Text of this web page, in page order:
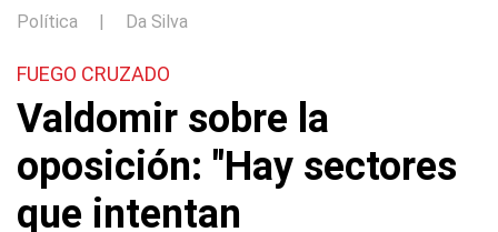
Política | Da Silva
FUEGO CRUZADO
Valdomir sobre la
oposición: "Hay sectores
que intentan